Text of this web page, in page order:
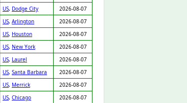
US, Dodge City
2026-08-07
US, Arlington
2026-08-07
US, Houston
2026-08-07
US, New York
2026-08-07
US, Laurel
2026-08-07
US, Santa Barbara
2026-08-07
US, Merrick
2026-08-07
US, Chicago
2026-08-07